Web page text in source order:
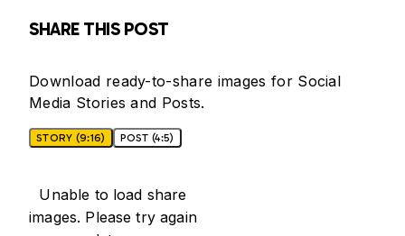
SHARE THIS POST
Download ready-to-share images for Social
Media Stories and Posts.
STORY (9:16) POST (4:5)
Unable to load share
images. Please try again